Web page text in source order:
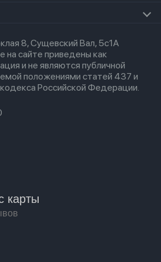
8, Сущевский Вал, 5с1А
на сайте приведены как
и не являются публичной
положениями статей 437 и
Российской Федерации.
карты